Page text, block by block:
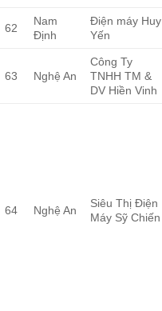
62
Nam
Định
Điện máy Huy
Yến
63 Nghệ An
Công Ty
TNHH TM &
DV Hiền Vinh
64 Nghệ An
Siêu Thị Điện
Máy Sỹ Chiến